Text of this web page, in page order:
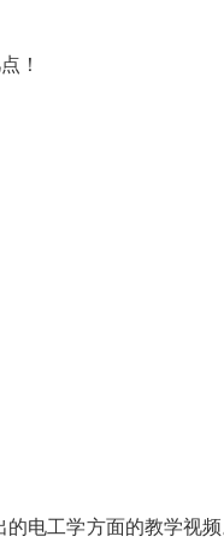
！
电工学方面的教学视